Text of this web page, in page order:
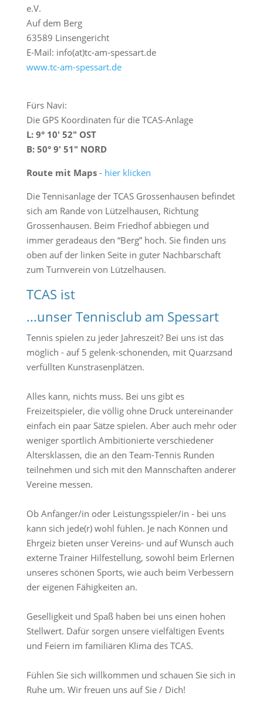
e.V.
Auf dem Berg
63589 Linsengericht
E-Mail: info(at)tc-am-spessart.de
www.tc-am-spessart.de
Fürs Navi:
Die GPS Koordinaten für die TCAS-Anlage
L: 9° 10′ 52″ OST
B: 50° 9′ 51″ NORD
Route mit Maps- hier klicken
Die Tennisanlage der TCAS Grossenhausen befindet
sich am Rande von Lützelhausen, Richtung
Grossenhausen. Beim Friedhof abbiegen und
immer geradeaus den “Berg” hoch. Sie finden uns
oben auf der linken Seite in guter Nachbarschaft
zum Turnverein von Lützelhausen.
TCAS ist
...unser Tennisclub am Spessart
Tennis spielen zu jeder Jahreszeit? Bei uns ist das
möglich - auf 5 gelenk-schonenden, mit Quarzsand
verfüllten Kunstrasenplätzen.
Alles kann, nichts muss. Bei uns gibt es
Freizeitspieler, die völlig ohne Druck untereinander
einfach ein paar Sätze spielen. Aber auch mehr oder
weniger sportlich Ambitionierte verschiedener
Altersklassen, die an den Team-Tennis Runden
teilnehmen und sich mit den Mannschaften anderer
Vereine messen.
Ob Anfänger/in oder Leistungsspieler/in - bei uns
kann sich jede(r) wohl fühlen. Je nach Können und
Ehrgeiz bieten unser Vereins- und auf Wunsch auch
externe Trainer Hilfestellung, sowohl beim Erlernen
unseres schönen Sports, wie auch beim Verbessern
der eigenen Fähigkeiten an.
Geselligkeit und Spaß haben bei uns einen hohen
Stellwert. Dafür sorgen unsere vielfältigen Events
und Feiern im familiären Klima des TCAS.
Fühlen Sie sich willkommen und schauen Sie sich in
Ruhe um. Wir freuen uns auf Sie / Dich!